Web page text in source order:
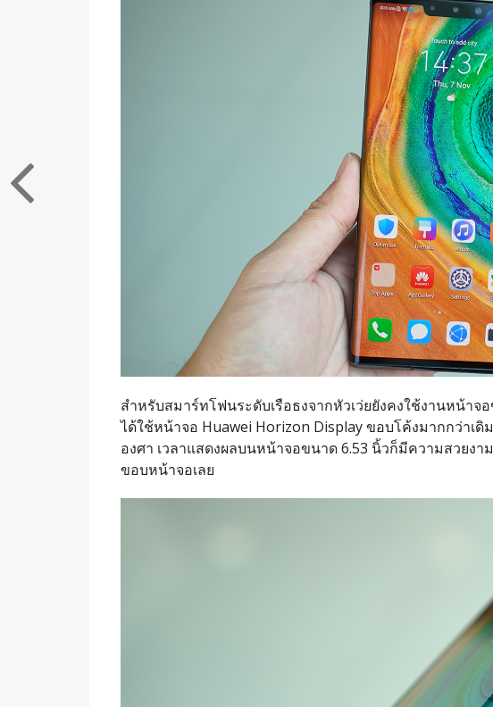
สำหรับสมาร์ทโฟนระดับเรือธงจากหัวเว่ยยังคงใช้งานหน้าจ
ได้ใช้หน้าจอ Huawei Horizon Display ขอบโค้งมากกว่าเ
องศา เวลาแสดงผลบนหน้าจอขนาด 6.53 นิ้วก็มีความสวยง
ขอบหน้าจอเลย